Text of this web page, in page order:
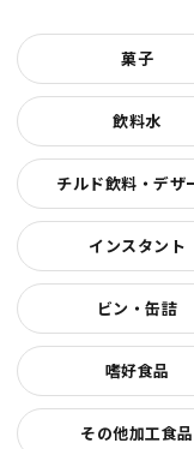
菓子
飲料水
チルド飲料・デザ
インスタント
ビン・缶詰
嗜好食品
その他加工食品